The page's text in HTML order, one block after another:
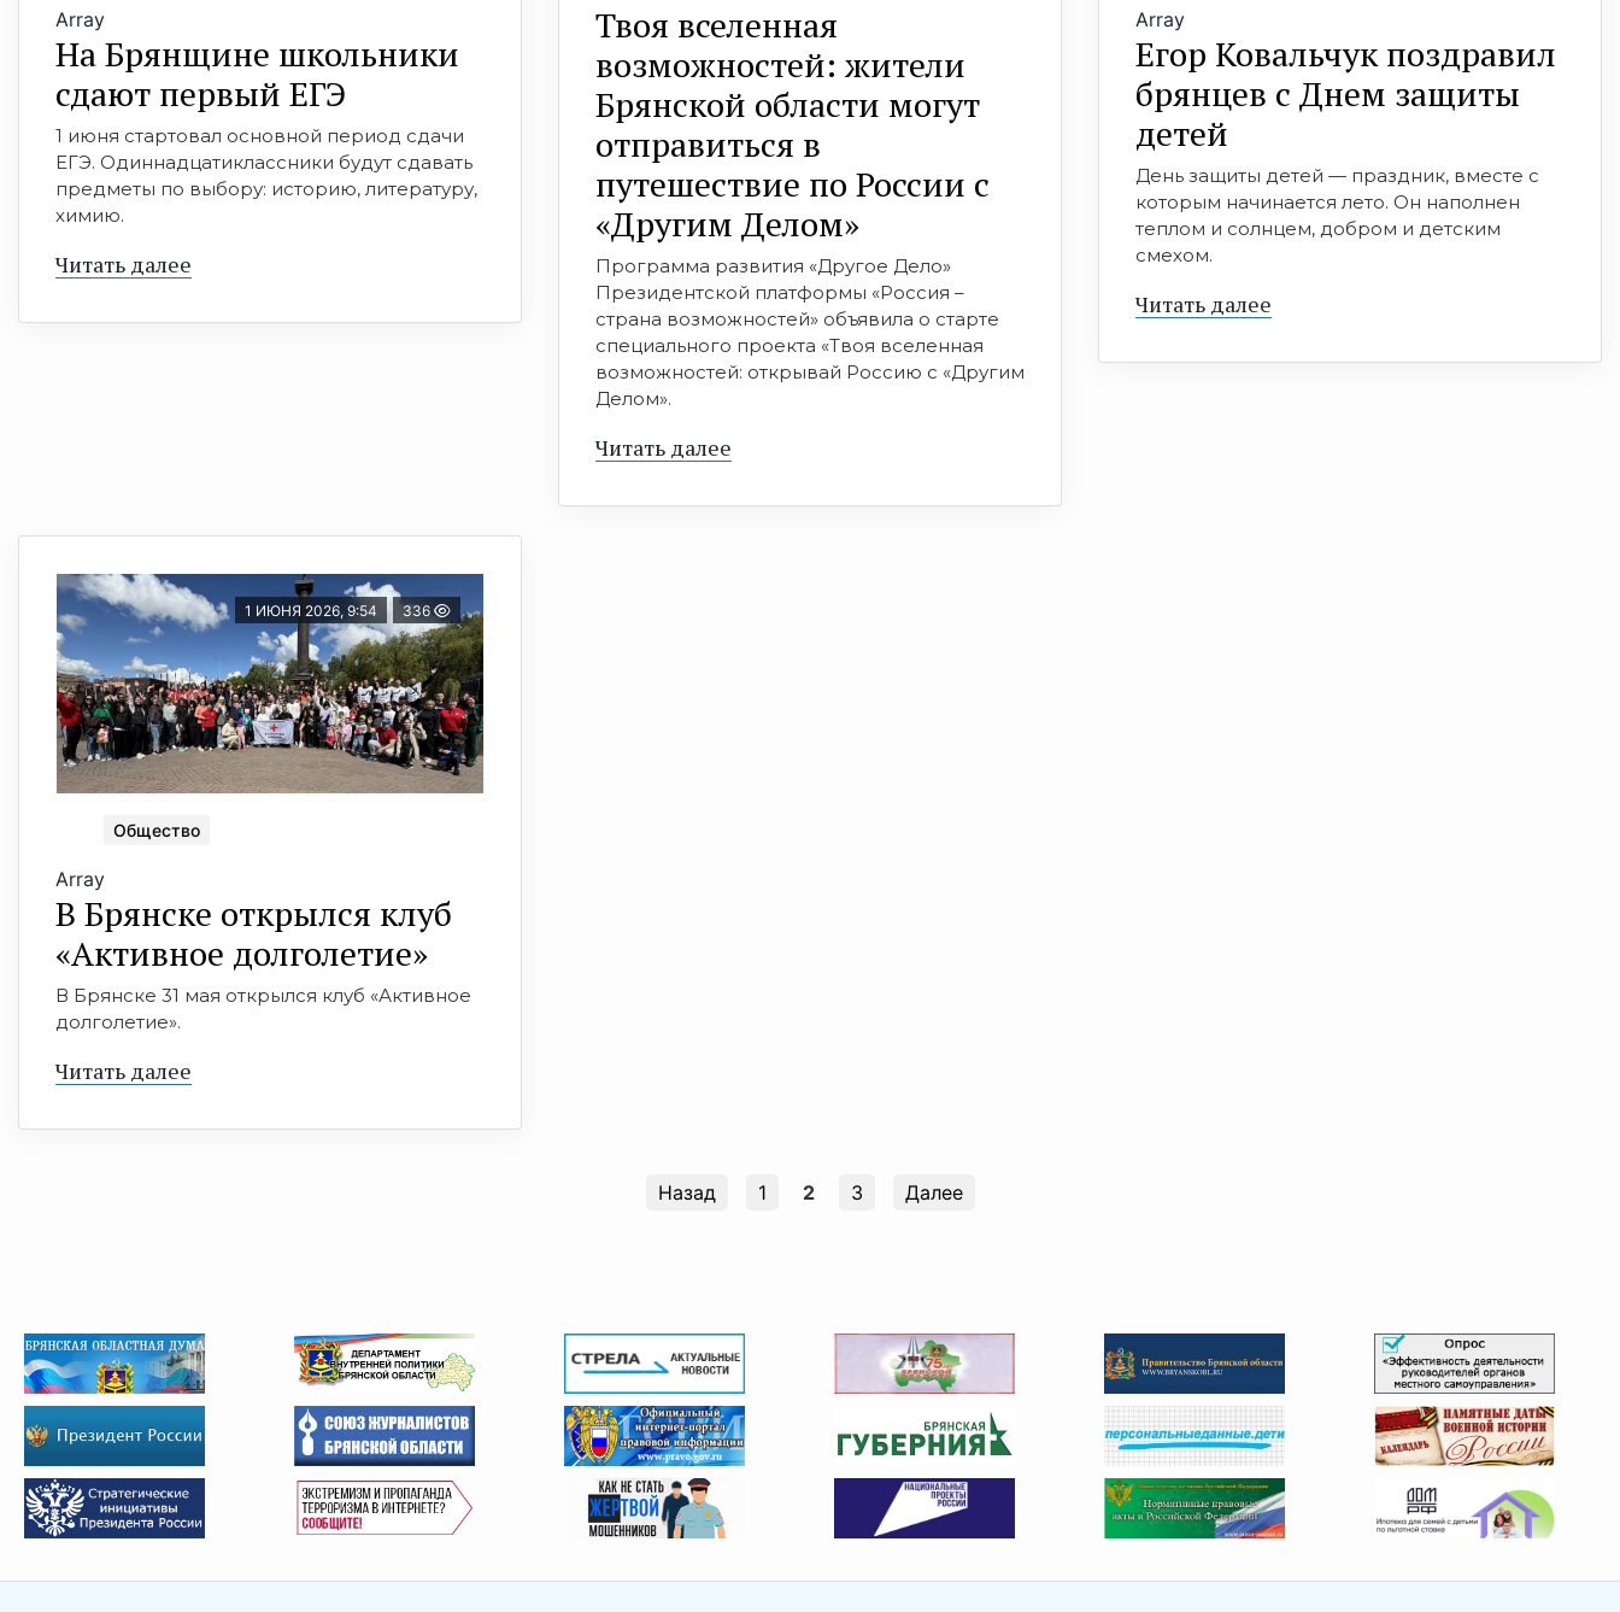
Array
На Брянщине школьники
сдают первый ЕГЭ
1 июня стартовал основной период сдачи
ЕГЭ. Одиннадцатиклассники будут сдавать
предметы по выбору: историю, литературу,
химию.
Читать далее
Твоя вселенная
возможностей: жители
Брянской области могут
отправиться в
путешествие по России с
«Другим Делом»
Программа развития «Другое Дело»
Президентской платформы «Россия –
страна возможностей» объявила о старте
специального проекта «Твоя вселенная
возможностей: открывай Россию с «Другим
Делом».
Читать далее
Array
Егор Ковальчук поздравил
брянцев с Днем защиты
детей
День защиты детей — праздник, вместе с
которым начинается лето. Он наполнен
теплом и солнцем, добром и детским
смехом.
Читать далее
1 ИЮНЯ 2026, 9:54 336
Общество
Array
В Брянске открылся клуб
«Активное долголетие»
В Брянске 31 мая открылся клуб «Активное
долголетие».
Читать далее
Назад 1 2 3 Далее